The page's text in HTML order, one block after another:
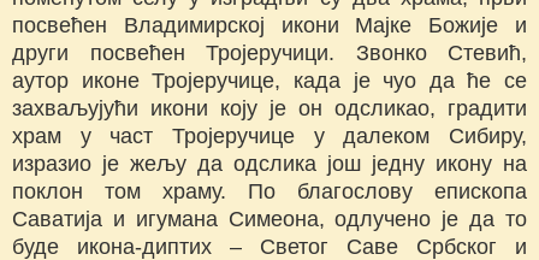
посвећен Владимирској икони Мајке Божије и
други посвећен Тројеручици. Звонко Стевић,
аутор иконе Тројеручице, када је чуо да ће се
захваљујући икони коју је он одсликао, градити
храм у част Тројеручице у далеком Сибиру,
изразио је жељу да одслика још једну икону на
поклон том храму. По благослову епископа
Саватија и игумана Симеона, одлучено је да то
буде икона-диптих – Светог Саве Србског и